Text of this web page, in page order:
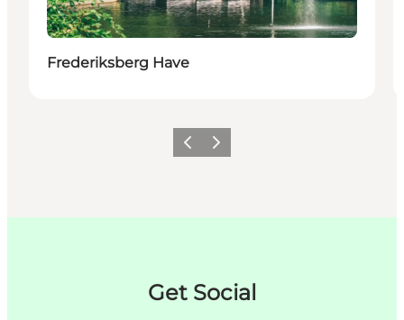
Frederiksberg Have
ForrigeNeste
Get Social